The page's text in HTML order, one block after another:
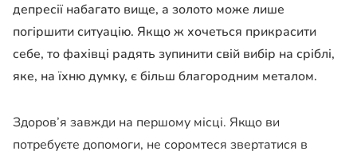
депресії набагато вище, а золото може лише
погіршити ситуацію. Якщо ж хочеться прикрасити
себе, то фахівці радять зупинити свій вибір на сріблі,
яке, на їхню думку, є більш благородним металом.
Здоров’я завжди на першому місці. Якщо ви
потребуєте допомоги, не соромтеся звертатися в